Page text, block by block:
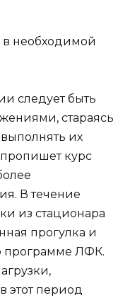
в необходимой
следует быть
стараясь
их
курс
В течение
из стационара
прогулка и
программе ЛФК.
этот период